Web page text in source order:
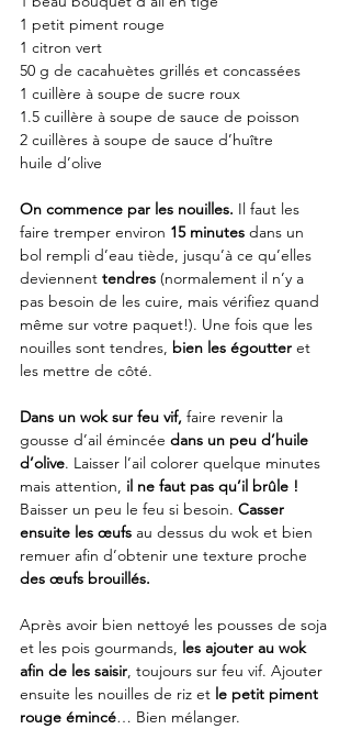
1 petit piment rouge
1 citron vert
50 g de cacahuètes grillés et concassées
1 cuillère à soupe de sucre roux
1.5 cuillère à soupe de sauce de poisson
2 cuillères à soupe de sauce d’huître
huile d’olive
On commence par les nouilles. Il faut les
faire tremper environ 15 minutes dans un
bol rempli d’eau tiède, jusqu’à ce qu’elles
deviennent tendres (normalement il n’y a
pas besoin de les cuire, mais vérifiez quand
même sur votre paquet!). Une fois que les
nouilles sont tendres, bien les égoutter et
les mettre de côté.
Dans un wok sur feu vif, faire revenir la
gousse d’ail émincée dans un peu d’huile
d’olive. Laisser l’ail colorer quelque minutes
mais attention, il ne faut pas qu’il brûle !
Baisser un peu le feu si besoin. Casser
ensuite les œufs au dessus du wok et bien
remuer afin d’obtenir une texture proche
des œufs brouillés.
Après avoir bien nettoyé les pousses de soja
et les pois gourmands, les ajouter au wok
afin de les saisir, toujours sur feu vif. Ajouter
ensuite les nouilles de riz et le petit piment
rouge émincé… Bien mélanger.